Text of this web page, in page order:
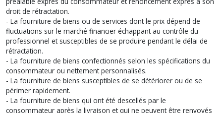
droit de rétractation.
- La fourniture de biens ou de services dont le prix dépend de
fluctuations sur le marché financier échappant au contrôle du
professionnel et susceptibles de se produire pendant le délai de
rétractation.
- La fourniture de biens confectionnés selon les spécifications du
consommateur ou nettement personnalisés.
- La fourniture de biens susceptibles de se détériorer ou de se
périmer rapidement.
- La fourniture de biens qui ont été descellés par le
consommateur après la livraison et qui ne peuvent être renvoyés